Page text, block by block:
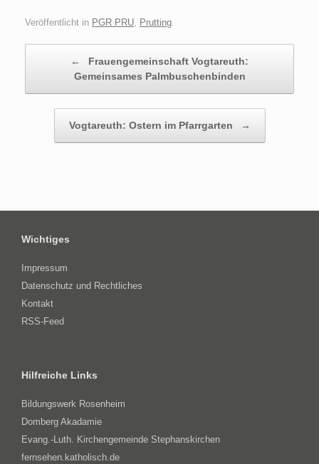
Veröffentlicht in PGR PRU Prutting
←
Frauengemeinschaft Vogtareuth:
Gemeinsames Palmbuschenbinden
Vogtareuth: Ostern im Pfarrgarten →
Wichtiges
Impressum
Datenschutz und Rechtliches
Kontakt
RSS-Feed
Hilfreiche Links
Bildungswerk Rosenheim
Domberg Akadamie
Evang.-Luth. Kirchengemeinde Stephanskirchen
fernsehen.katholisch.de